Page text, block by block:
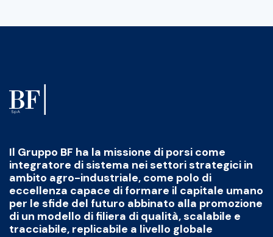
Il Gruppo BF ha la missione di porsi come
integratore di sistema nei settori strategici in
ambito agro-industriale, come polo di
eccellenza capace di formare il capitale umano
per le sfide del futuro abbinato alla promozione
di un modello di filiera di qualità, scalabile e
tracciabile, replicabile a livello globale